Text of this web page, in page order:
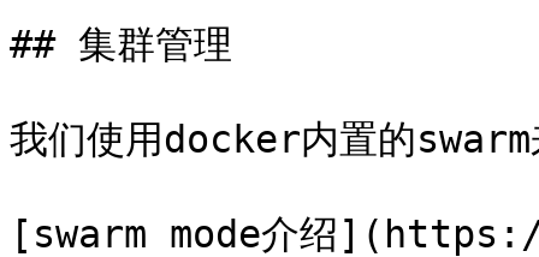
## 集群管理
我们使用docker内置的
[swarm mode介绍